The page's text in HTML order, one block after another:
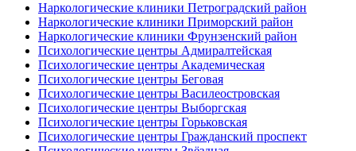
Наркологические клиники Петроградский район
Наркологические клиники Приморский район
Наркологические клиники Фрунзенский район
Психологические центры Адмиралтейская
Психологические центры Академическая
Психологические центры Беговая
Психологические центры Василеостровская
Психологические центры Выборгская
Психологические центры Горьковская
Психологические центры Гражданский проспект